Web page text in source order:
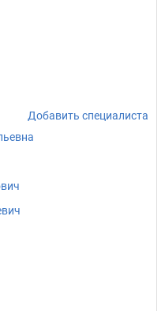
Добавить специалиста